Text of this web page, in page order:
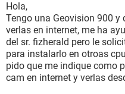
Hola,
Tengo una Geovision 900 y
verlas en internet, me ha
del sr. fizherald pero le
para instalarlo en otroas
pido que me indique como
cam en internet y verlas